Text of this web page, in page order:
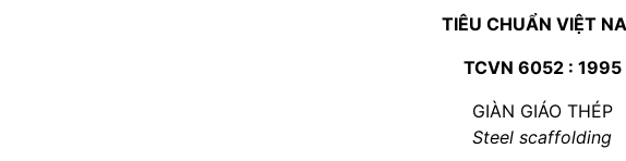
TIÊU CHUẨN VIỆT
TCVN 6052 : 1995
GIÀN GIÁO THÉP
Steel scaffolding